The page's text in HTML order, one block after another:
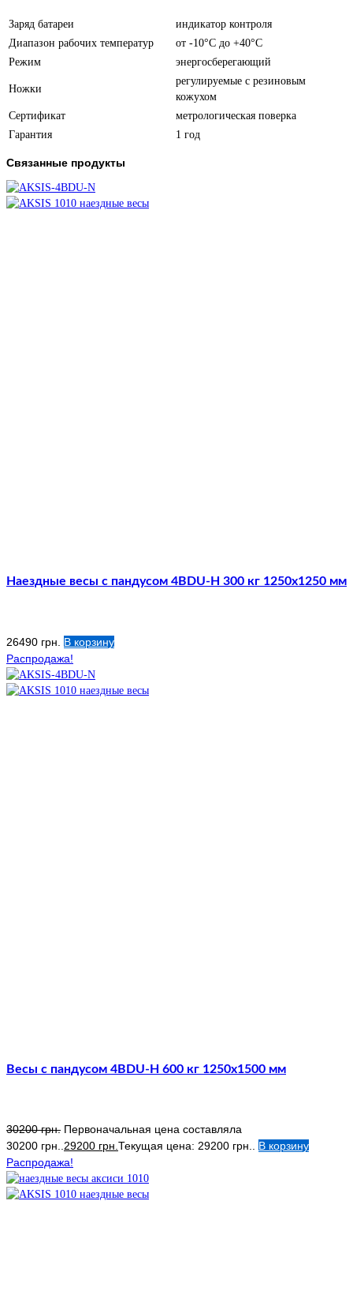
Заряд батареи
индикатор контроля
Диапазон рабочих температур
от -10°C до +40°C
Режим
энергосберегающий
Ножки
регулируемые с резиновым
кожухом
Сертификат
метрологическая поверка
Гарантия
1 год
Связанные продукты
Наездные весы с пандусом 4BDU-Н 300 кг 1250х1250 мм
26490 грн.
В корзину
Распродажа!
Весы с пандусом 4BDU-Н 600 кг 1250х1500 мм
30200грн. Первоначальная цена составляла
30200 грн..29200 грн.Текущая цена: 29200 грн.. В корзину
Распродажа!